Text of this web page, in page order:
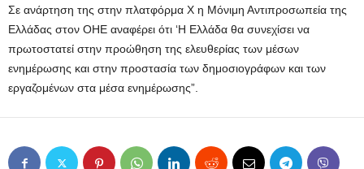
Σε ανάρτηση της στην πλατφόρμα Χ η Μόνιμη Αντιπροσωπεία της
Ελλάδας στον ΟΗΕ αναφέρει ότι ‘Η Ελλάδα θα συνεχίσει να
πρωτοστατεί στην προώθηση της ελευθερίας των μέσων
ενημέρωσης και στην προστασία των δημοσιογράφων και των
εργαζομένων στα μέσα ενημέρωσης”.